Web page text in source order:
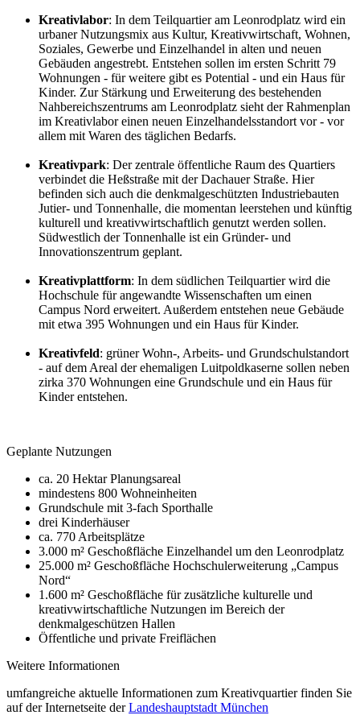
Kreativlabor: In dem Teilquartier am Leonrodplatz wird ein
urbaner Nutzungsmix aus Kultur, Kreativwirtschaft, Wohnen,
Soziales, Gewerbe und Einzelhandel in alten und neuen
Gebäuden angestrebt. Entstehen sollen im ersten Schritt 79
Wohnungen - für weitere gibt es Potential - und ein Haus für
Kinder. Zur Stärkung und Erweiterung des bestehenden
Nahbereichszentrums am Leonrodplatz sieht der Rahmenplan
im Kreativlabor einen neuen Einzelhandelsstandort vor - vor
allem mit Waren des täglichen Bedarfs.
Kreativpark: Der zentrale öffentliche Raum des Quartiers
verbindet die Heßstraße mit der Dachauer Straße. Hier
befinden sich auch die denkmalgeschützten Industriebauten
Jutier- und Tonnenhalle, die momentan leerstehen und künftig
kulturell und kreativwirtschaftlich genutzt werden sollen.
Südwestlich der Tonnenhalle ist ein Gründer- und
Innovationszentrum geplant.
Kreativplattform: In dem südlichen Teilquartier wird die
Hochschule für angewandte Wissenschaften um einen
Campus Nord erweitert. Außerdem entstehen neue Gebäude
mit etwa 395 Wohnungen und ein Haus für Kinder.
Kreativfeld: grüner Wohn-, Arbeits- und Grundschulstandort
- auf dem Areal der ehemaligen Luitpoldkaserne sollen neben
zirka 370 Wohnungen eine Grundschule und ein Haus für
Kinder entstehen.
Geplante Nutzungen
ca. 20 Hektar Planungsareal
mindestens 800 Wohneinheiten
Grundschule mit 3-fach Sporthalle
drei Kinderhäuser
ca. 770 Arbeitsplätze
3.000 m² Geschoßfläche Einzelhandel um den Leonrodplatz
25.000 m² Geschoßfläche Hochschulerweiterung „Campus
Nord“
1.600 m² Geschoßfläche für zusätzliche kulturelle und
kreativwirtschaftliche Nutzungen im Bereich der
denkmalgeschützen Hallen
Öffentliche und private Freiflächen
Weitere Informationen
umfangreiche aktuelle Informationen zum Kreativquartier finden Sie
auf der Internetseite derLandeshauptstadt München